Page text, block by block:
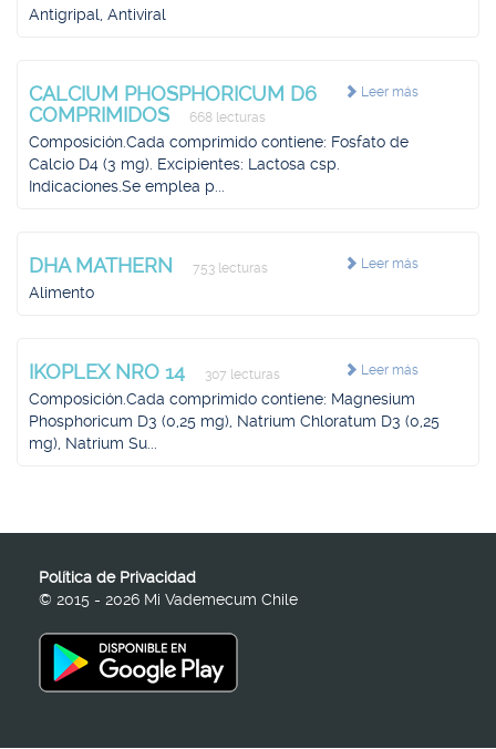
Antigripal, Antiviral
Leer más
CALCIUM PHOSPHORICUM D6
COMPRIMIDOS
668 lecturas
Composición.Cada comprimido contiene: Fosfato de
Calcio D4 (3 mg). Excipientes: Lactosa csp.
Indicaciones.Se emplea p...
Leer más
DHA MATHERN 753 lecturas
Alimento
Leer más
IKOPLEX NRO 14 307 lecturas
Composición.Cada comprimido contiene: Magnesium
Phosphoricum D3 (0,25 mg), Natrium Chloratum D3 (0,25
mg), Natrium Su...
Política de Privacidad
© 2015 - 2026 Mi Vademecum Chile